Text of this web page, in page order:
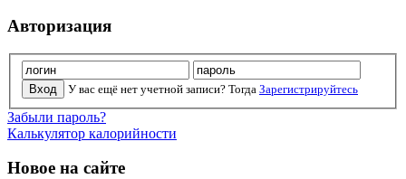
Авторизация
У вас ещё нет учетной записи? Тогда Зарегистрируйтесь
Забыли пароль?
Калькулятор калорийности
Новое на сайте